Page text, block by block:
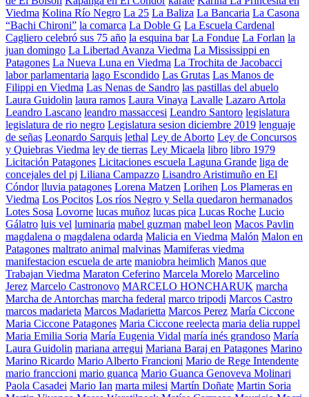
Viedma Kolina Río Negro La 25 La Baliza La Bancaria La Casona
“Bachi Chironi” la comarca La Doble G La Escuela Cardenal
Cagliero celebró sus 75 año la esquina bar La Fondue La Forlan la
juan domingo La Libertad Avanza Viedma La Mississippi en
Patagones La Nueva Luna en Viedma La Trochita de Jacobacci
labor parlamentaria lago Escondido Las Grutas Las Manos de
Filippi en Viedma Las Nenas de Sandro las pastillas del abuelo
Laura Guidolin laura ramos Laura Vinaya Lavalle Lazaro Artola
Leandro Lascano leandro massaccesi Leandro Santoro legislatura
legislatura de rio negro Legislatura sesion diciembre 2019 lenguaje
de señas Leonardo Sarquis lethal Ley de Aborto Ley de Concursos
y Quiebras Viedma ley de tierras Ley Micaela libro libro 1979
Licitación Patagones Licitaciones escuela Laguna Grande liga de
concejales del pj Liliana Campazzo Lisandro Aristimuño en El
Cóndor lluvia patagones Lorena Matzen Lorihen Los Plameras en
Viedma Los Pocitos Los ríos Negro y Sella quedaron hermanados
Lotes Sosa Lovorne lucas muñoz lucas pica Lucas Roche Lucio
Gálatro luis vel luminaria mabel guzman mabel leon Macos Pavlin
magdalena o magdalena odarda Malicia en Viedma Malón Malon en
Patagones maltrato animal malvinas Mamiferas viedma
manifestacion escuela de arte maniobra heimlich Manos que
Trabajan Viedma Maraton Ceferino Marcela Morelo Marcelino
Jerez Marcelo Castronovo MARCELO HONCHARUK marcha
Marcha de Antorchas marcha federal marco tripodi Marcos Castro
marcos madarieta Marcos Madarietta Marcos Perez María Ciccone
Maria Ciccone Patagones Maria Ciccone reelecta maria delia ruppel
Maria Emilia Soria María Eugenia Vidal maría inés grandoso María
Laura Guidolin mariana arregui Mariana Baraj en Patagones Marino
Marino Ricardo Mario Alberto Francioni Mario de Rege Intendente
mario franccioni mario guanca Mario Guanca Genoveva Molinari
Paola Casadei Mario Ian marta milesi Martín Doñate Martin Soria